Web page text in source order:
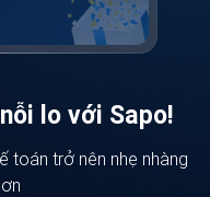
lo với Sapo!
toán trở nên nhẹ nhàng